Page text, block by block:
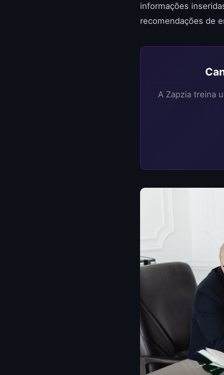
informações
recomendações de
A Zapzia treina